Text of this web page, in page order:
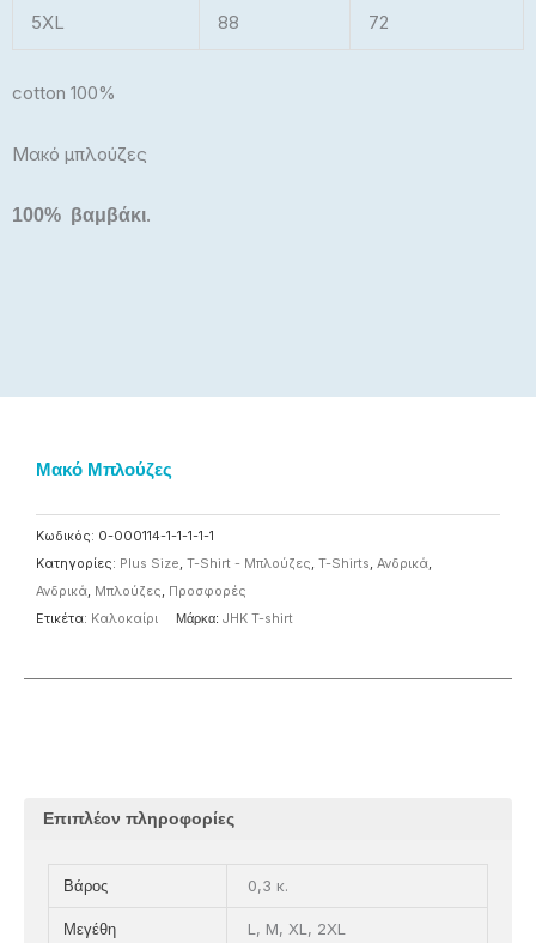
5XL 88 72
cotton 100%
Μακό μπλούζες
100% βαμβάκι.
Μακό Μπλούζες
Κωδικός: 0-000114-1-1-1-1-1
Κατηγορίες: Plus Size, T-Shirt - Μπλούζες, T-Shirts, Ανδρικά,
Ανδρικά, Μπλούζες, Προσφορές
Ετικέτα: Καλοκαίρι Μάρκα: JHK T-shirt
Επιπλέον πληροφορίες
Βάρος 0,3 κ.
Μεγέθη L, M, XL, 2XL